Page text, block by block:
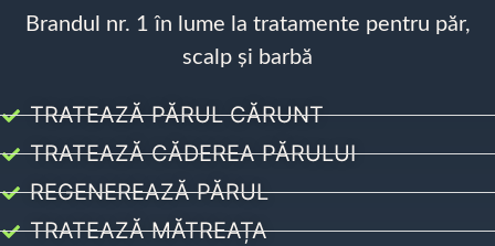
Brandul nr. 1 în lume la tratamente pentru păr,
scalp și barbă
TRATEAZĂ PĂRUL CĂRUNT
TRATEAZĂ CĂDEREA PĂRULUI
REGENEREAZĂ PĂRUL
TRATEAZĂ MĂTREAȚA